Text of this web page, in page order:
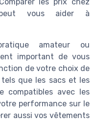
les prix chez
vous aider à
amateur ou
important de vous
de votre choix de
tels que les sacs et les
compatibles avec les
performance sur le
aussi vos vêtements